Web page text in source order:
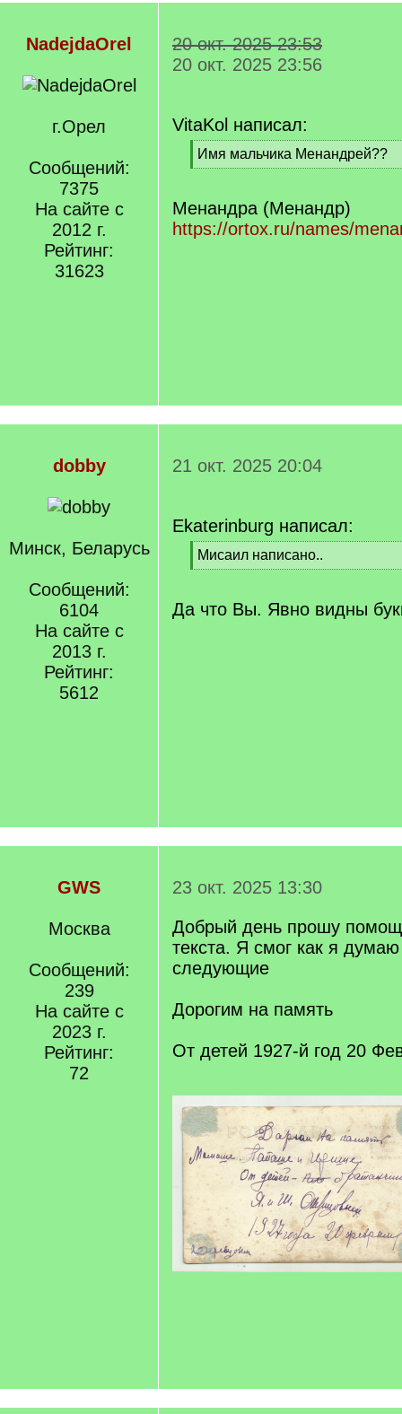
NadejdaOrel
г.Орел
Сообщений:
7375
На сайте с
2012 г.
Рейтинг:
31623
20 окт. 2025 23:53
20 окт. 2025 23:56
VitaKol написал:
[
q
Имя мальчика Менандрей??
[
q
]
Менандра (Менандр)
https://ortox.ru/names/
dobby
Минск, Беларусь
Сообщений:
6104
На сайте с
2013 г.
Рейтинг:
5612
21 окт. 2025 20:04
Ekaterinburg написал:
[
q
Мисаил написано..
[
q
Да что Вы. Явно видны
GWS
Москва
Сообщений:
239
На сайте с
2023 г.
Рейтинг:
72
23 окт. 2025 13:30
Добрый день прошу
текста. Я смог как я думаю
следующие
Дорогим на память
От детей 1927-й год 20